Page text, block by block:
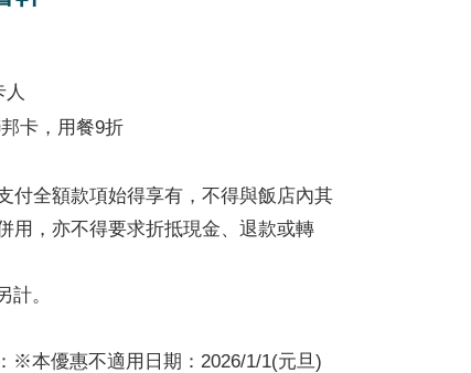
卡，用餐9折
付全額款項始得享有，不得與飯店內其
用，亦不得要求折抵現金、退款或轉
計。
※本優惠不適用日期：2026/1/1(元旦)